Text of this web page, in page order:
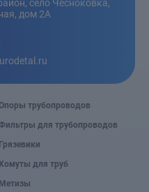
село Чесноковка,
дом 2А
Опоры трубопроводов
для трубопроводов
Грязевики
для труб
Метизы